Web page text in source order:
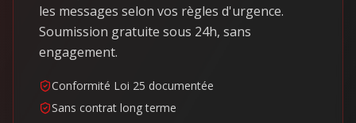
les messages selon vos règles d'urgence.
Soumission gratuite sous 24h, sans
engagement.
Conformité Loi 25 documentée
Sans contrat long terme